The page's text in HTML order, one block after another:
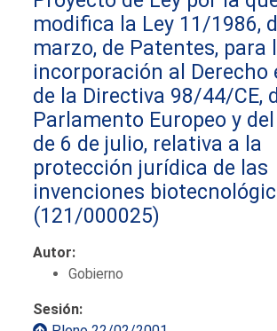
modifica la Ley 11/1986,
marzo, de Patentes, para
incorporación al Derecho
de la Directiva 98/44/CE,
Parlamento Europeo y del
de 6 de julio, relativa a la
protección jurídica de las
invenciones
(121/000025)
Autor:
Gobierno
Sesión: